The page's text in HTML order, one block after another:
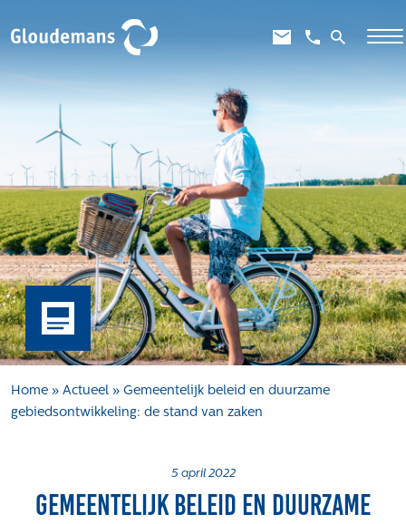
Expertises
Gebiedsontwikkeling
Gebiedseconomie
Grondstrategie en -verwerving
Taxaties overheid
Taxaties zakelijk
Schadevergoedingsrecht
Rentmeesterij
Transities
Projecten
Tender-light Amundsenstraat Valkenswaard
Concurrentiegerichte dialoog en tenderstrategie Hoge
Home » Actueel » Gemeentelijk beleid en duurzame
gebiedsontwikkeling: de stand van zaken
5 april 2022
Gemeentelijk beleid en duurzame